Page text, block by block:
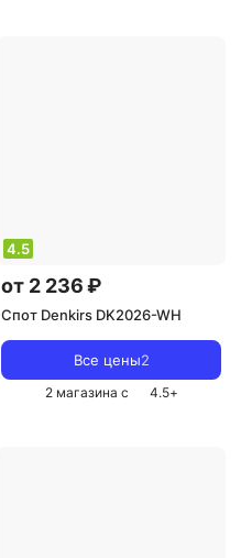
4.5
от 2 236 ₽
Спот Denkirs DK2026-WH
Все цены2
2 магазина с 4.5+